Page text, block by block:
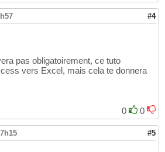
#4
pas obligatoirement, ce tuto
vers Excel, mais cela te donnera
0
0
#5